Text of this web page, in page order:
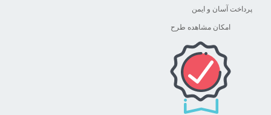
پرداخت آسان و ایمن
امکان مشاهده طرح